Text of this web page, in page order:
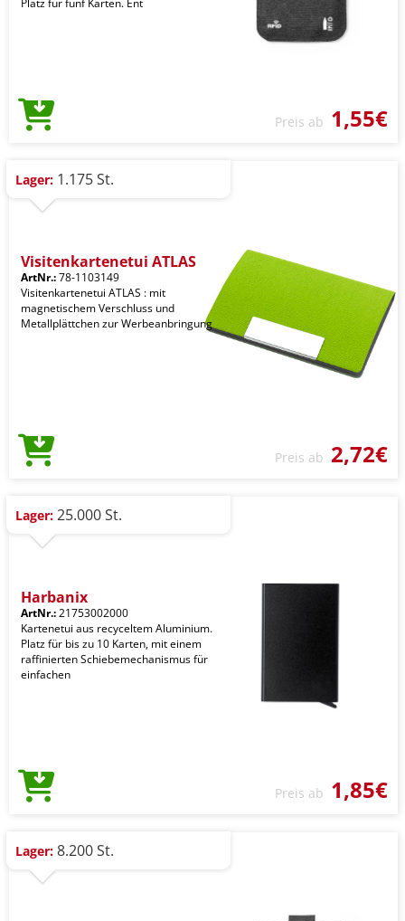
Preis ab 1,55€
Lager: 1.175 St.
Visitenkartenetui ATLAS
ArtNr.:78-1103149
Visitenkartenetui ATLAS : mit
magnetischem Verschluss und
Metallplättchen zur Werbeanbringung
Preis ab 2,72€
Lager: 25.000 St.
Harbanix
ArtNr.:21753002000
Kartenetui aus recyceltem Aluminium.
Platz für bis zu 10 Karten, mit einem
raffinierten Schiebemechanismus für
einfachen
Preis ab 1,85€
Lager: 8.200 St.